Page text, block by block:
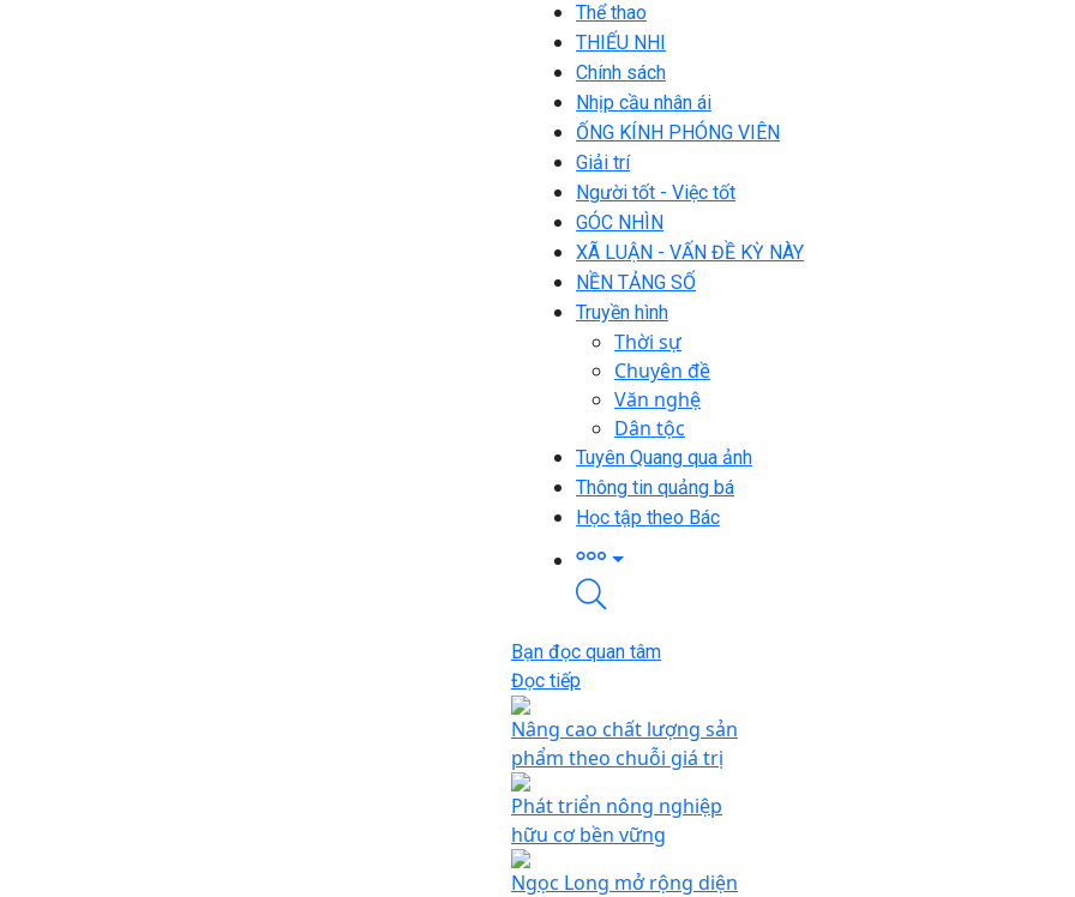
Thể thao
THIẾU NHI
Chính sách
Nhịp cầu nhân ái
ỐNG KÍNH PHÓNG VIÊN
Giải trí
Người tốt - Việc tốt
GÓC NHÌN
XÃ LUẬN - VẤN ĐỀ KỲ NÀY
NỀN TẢNG SỐ
Truyền hình
Thời sự
Chuyên đề
Văn nghệ
Dân tộc
Tuyên Quang qua ảnh
Thông tin quảng bá
Học tập theo Bác
Bạn đọc quan tâm
Đọc tiếp
Nâng cao chất lượng sản
phẩm theo chuỗi giá trị
Phát triển nông nghiệp
hữu cơ bền vững
Ngọc Long mở rộng diện